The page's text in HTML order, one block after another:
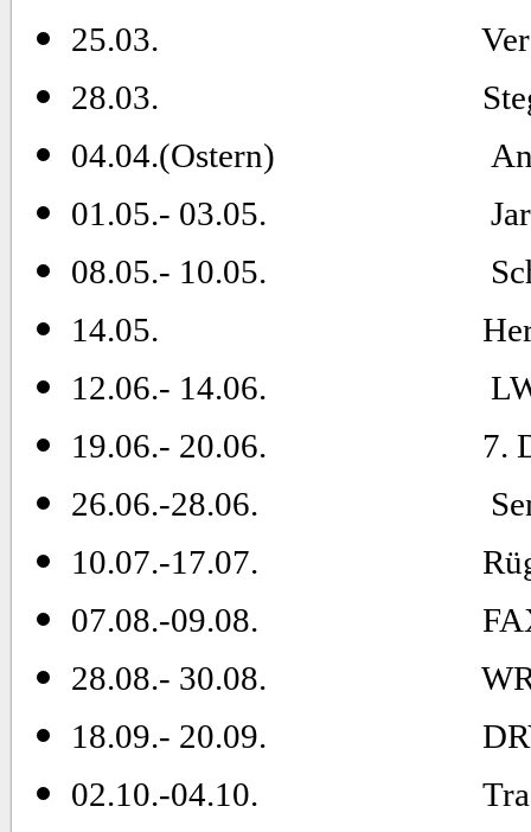
25.03.
28.03.
04.04.(Ostern)
01.05.- 03.05.
08.05.- 10.05.
14.05.
12.06.- 14.06.
19.06.- 20.06.
7.
26.06.-28.06.
10.07.-17.07.
07.08.-09.08.
28.08.- 30.08.
18.09.- 20.09.
02.10.-04.10.